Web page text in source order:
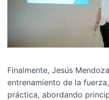
Finalmente, Jesús
entrenamiento de la
práctica, abordando